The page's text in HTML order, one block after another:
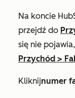
Na koncie
przejdź do
się nie
Przychód >
Kliknijnumer